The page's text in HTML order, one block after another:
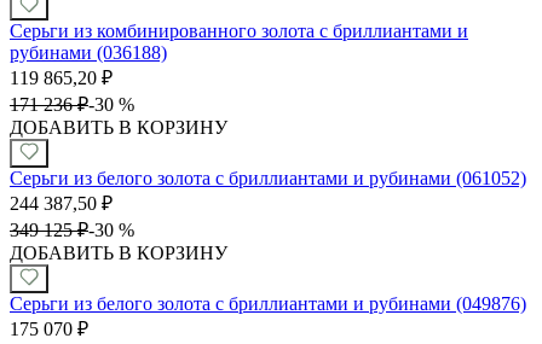
Серьги из комбинированного золота с бриллиантами и
рубинами (036188)
119 865,20 ₽
171 236 ₽-30 %
ДОБАВИТЬ В КОРЗИНУ
Серьги из белого золота с бриллиантами и рубинами (061052)
244 387,50 ₽
349 125 ₽-30 %
ДОБАВИТЬ В КОРЗИНУ
Серьги из белого золота с бриллиантами и рубинами (049876)
175 070 ₽